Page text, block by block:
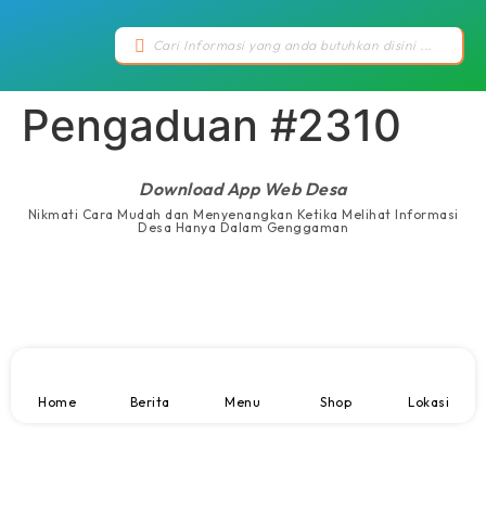
Pengaduan #2310
Download App Web Desa
Nikmati Cara Mudah dan Menyenangkan Ketika Melihat Informasi
Desa Hanya Dalam Genggaman
Home Berita Menu Shop Lokasi